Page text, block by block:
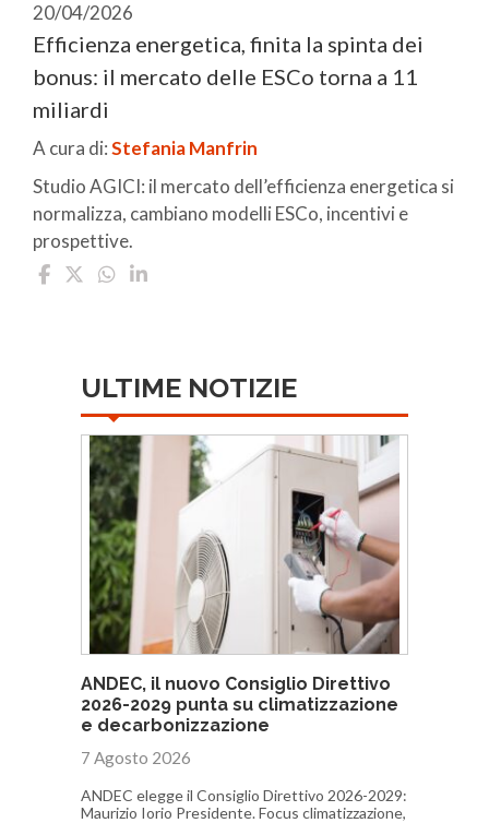
20/04/2026
Efficienza energetica, finita la spinta dei
bonus: il mercato delle ESCo torna a 11
miliardi
A cura di:Stefania Manfrin
Studio AGICI: il mercato dell’efficienza energetica si
normalizza, cambiano modelli ESCo, incentivi e
prospettive.
ULTIME NOTIZIE
ANDEC, il nuovo Consiglio Direttivo
2026-2029 punta su climatizzazione
e decarbonizzazione
7 Agosto 2026
ANDEC elegge il Consiglio Direttivo 2026-2029:
Maurizio Iorio Presidente. Focus climatizzazione,